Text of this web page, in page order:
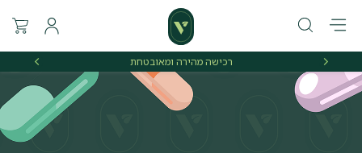
ומאובטחת אספקה מהירה מהיום להיום לאזורי חלוקה